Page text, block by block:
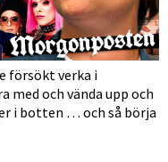
försökt verka i
med och vända upp och
i botten … och så börja